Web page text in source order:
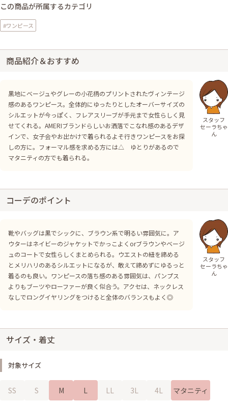
この商品が所属するカテゴリ
#ワンピース
商品紹介＆おすすめ
黒地にベージュやグレーの小花柄のプリントされたヴィンテージ
感のあるワンピース。全体的にゆったりとしたオーバーサイズの
シルエットが今っぽく、フレアスリーブが手元まで女性らしく見
せてくれる。AMERIブランドらしいお洒落でこなれ感のあるデザ
インで、女子会やお出かけで着られるよそ行きワンピースをお探
しの方に。フォーマル感を求める方には△ ゆとりがあるので
マタニティの方でも着られる。
スタッフ
セーラちゃ
ん
コーデのポイント
靴やバッグは黒でシックに、ブラウン系で明るい雰囲気に。ア
ウターはネイビーのジャケットでかっこよくorブラウンやベージ
ュのコートで女性らしくまとめられる。ウエストの紐を締める
とメリハリのあるシルエットになるが、敢えて締めずにゆるっと
着るのも良い。ワンピースの落ち感のある雰囲気は、パンプス
よりもブーツやローファーが良く似合う。アクセは、ネックレス
なしでロングイヤリングをつけると全体のバランスもよく◎
スタッフ
セーラちゃ
ん
サイズ・着丈
対象サイズ
SS S M L LL 3L 4L マタニティ